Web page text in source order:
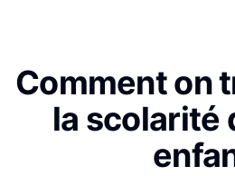
Comment on
la scolarité